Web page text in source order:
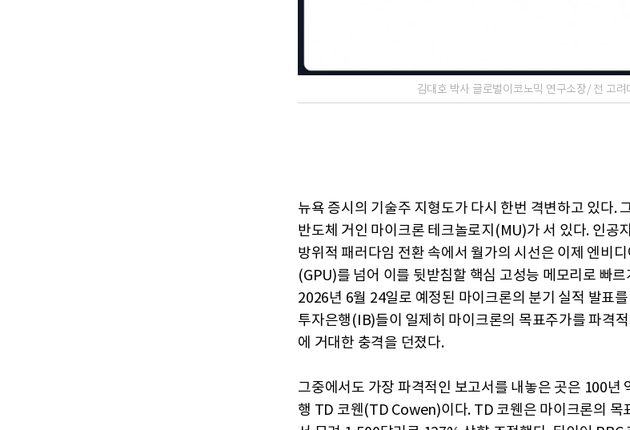
김대호 박사 글로벌이코노믹 연구소장/ 전 고려
뉴욕 증시의 기술주 지형도가 다시 한번 격변하고 있다.
반도체 거인 마이크론 테크놀로지(MU)가 서 있다. 인공
방위적 패러다임 전환 속에서 월가의 시선은 이제 엔비
(GPU)를 넘어 이를 뒷받침할 핵심 고성능 메모리로 빠
2026년 6월 24일로 예정된 마이크론의 분기 실적 발표
투자은행(IB)들이 일제히 마이크론의 목표주가를 파격
에 거대한 충격을 던졌다.
그중에서도 가장 파격적인 보고서를 내놓은 곳은 100년
행 TD 코웬(TD Cowen)이다. TD 코웬은 마이크론의 목